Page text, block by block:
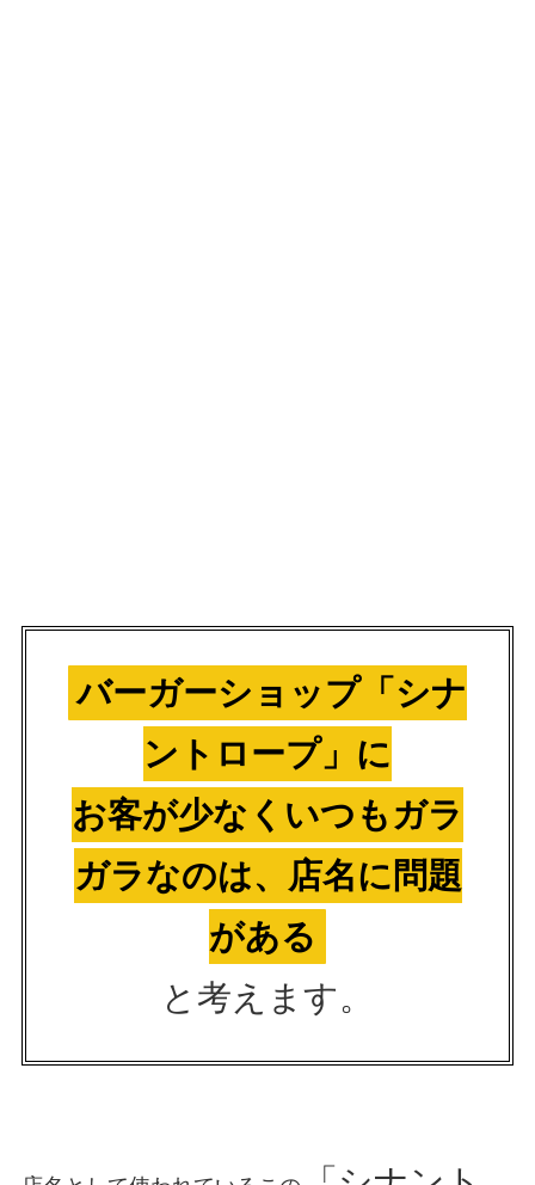
バーガーショップ「シナ
ントロープ」に
お客が少なくいつもガラ
ガラなのは、店名に問題
がある
と考えます。